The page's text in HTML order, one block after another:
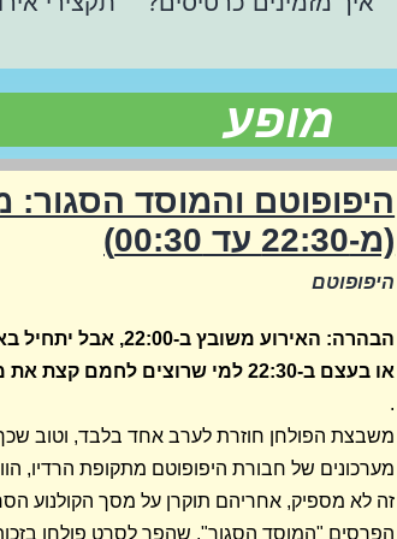
מופע
היפופוטם והמוסד הסגור:
(מ-22:30 עד 00:30)
היפופוטם
או בעצם ב-22:30 למי שרוצים לחמם קצת את מיתרי הצחוק.
.
משבצת הפולחן חוזרת לערב אחד בלבד, וטוב
מערכונים של חבורת היפופוטם מתקופת הרדיו,
זה לא מספיק, אחריהם תוקרן על מסך הקולנוע
הפרסים "המוסד הסגור", שהפך לסרט פולחן